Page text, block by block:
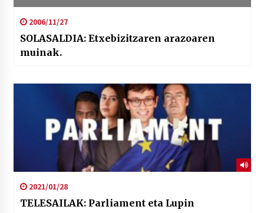
2006/11/27
SOLASALDIA: Etxebizitzaren arazoaren
muinak.
2021/01/28
TELESAILAK: Parliament eta Lupin